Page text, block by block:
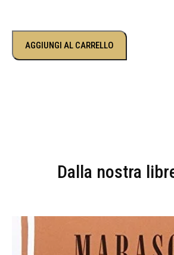
AGGIUNGI AL CARRELLO
Dalla nostra